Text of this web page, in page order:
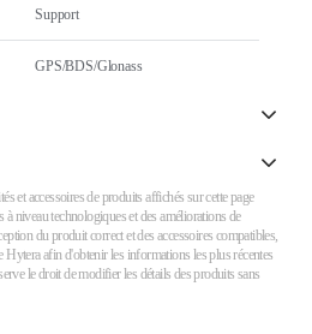
Support
GPS/BDS/Glonass
et accessoires de produits affichés sur cette page
niveau technologiques et des améliorations de
du produit correct et des accessoires compatibles,
Hytera afin d'obtenir les informations les plus récentes
le droit de modifier les détails des produits sans